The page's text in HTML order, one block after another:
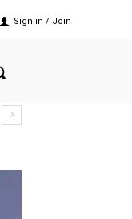
Sign in / Join